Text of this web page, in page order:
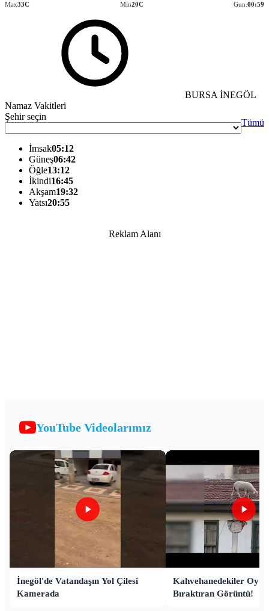
Max33C Min20C Gun. 00:59
BURSA İNEGÖL
Namaz Vakitleri
Şehir seçin
Tümü
İmsak05:12
Güneş06:42
Öğle13:12
İkindi16:45
Akşam19:32
Yatsı20:55
Reklam Alanı
YouTube Videolarımız
İnegöl'de Vatandaşın Yol Çilesi
Kamerada
Kahvehanedekiler
Bıraktıran Görüntü!